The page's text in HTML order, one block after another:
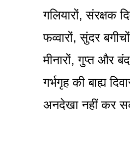
गलियारों, संरक्षक
फव्वारों, सुंदर
मीनारों, गुप्त और
गर्भगृह की बाह्य
अनदेखा नहीं कर